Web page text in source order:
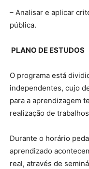
– Analisar e aplicar
pública.
PLANO DE ESTUDOS
O programa está
independentes, cujo
para a aprendizagem
realização de
Durante o horário
aprendizado
real, através de